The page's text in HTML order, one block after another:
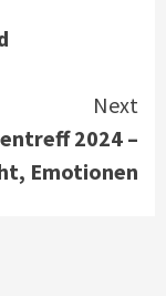
Next
2024 –
Emotionen